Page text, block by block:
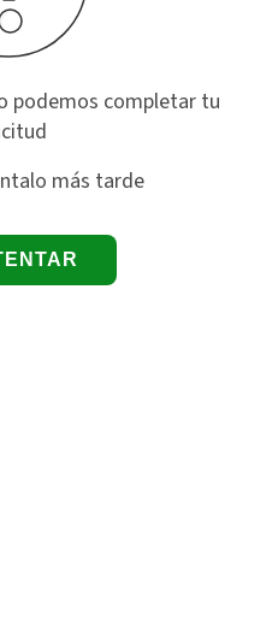
podemos completar tu
más tarde